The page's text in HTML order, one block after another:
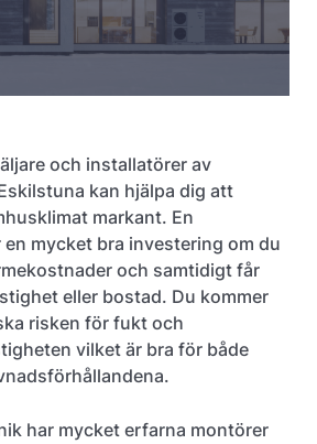
och installatörer av
kan hjälpa dig att
markant. En
mycket bra investering om du
och samtidigt får
eller bostad. Du kommer
risken för fukt och
vilket är bra för både
har mycket erfarna montörer